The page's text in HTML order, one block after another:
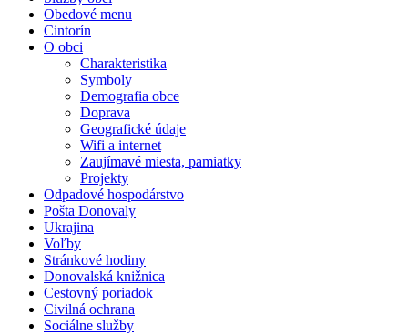
Obedové menu
Cintorín
O obci
Charakteristika
Symboly
Demografia obce
Doprava
Geografické údaje
Wifi a internet
Zaujímavé miesta, pamiatky
Projekty
Odpadové hospodárstvo
Pošta Donovaly
Ukrajina
Voľby
Stránkové hodiny
Donovalská knižnica
Cestovný poriadok
Civilná ochrana
Sociálne služby